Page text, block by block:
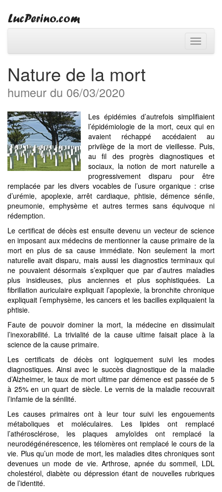
Toggle
Nature de la mort
humeur du 06/03/2020
Les épidémies d’autrefois simplifiaient
l’épidémiologie de la mort, ceux qui en
avaient réchappé accédaient au
privilège de la mort de vieillesse. Puis,
au fil des progrès diagnostiques et
sociaux, la notion de mort naturelle a
progressivement disparu pour être
remplacée par les divers vocables de l’usure organique : crise
d’urémie, apoplexie, arrêt cardiaque, phtisie, démence sénile,
pneumonie, emphysème et autres termes sans équivoque ni
rédemption.
Le certificat de décès est ensuite devenu un vecteur de science
en imposant aux médecins de mentionner la cause primaire de la
mort en plus de sa cause immédiate. Non seulement la mort
naturelle avait disparu, mais aussi les diagnostics terminaux qui
ne pouvaient désormais s’expliquer que par d’autres maladies
plus insidieuses, plus anciennes et plus sophistiquées. La
fibrillation auriculaire expliquait l’apoplexie, la bronchite chronique
expliquait l’emphysème, les cancers et les bacilles expliquaient la
phtisie.
Faute de pouvoir dominer la mort, la médecine en dissimulait
l’inexorabilité. La trivialité de la cause ultime faisait place à la
science de la cause primaire.
Les certificats de décès ont logiquement suivi les modes
diagnostiques. Ainsi avec le succès diagnostique de la maladie
d’Alzheimer, le taux de mort ultime par démence est passée de 5
à 25% en un quart de siècle. Le vernis de la maladie recouvrait
l’infamie de la sénilité.
Les causes primaires ont à leur tour suivi les engouements
métaboliques et moléculaires. Les lipides ont remplacé
l’athérosclérose, les plaques amyloïdes ont remplacé la
neurodégénérescence, les télomères ont remplacé le cours de la
vie. Plus qu’un mode de mort, les maladies dites chroniques sont
devenues un mode de vie. Arthrose, apnée du sommeil, LDL
cholestérol, diabète ou dépression étant de nouvelles rubriques
de l’identité.